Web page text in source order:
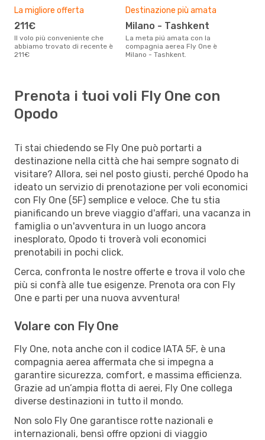
La migliore offerta
211€
Il volo più conveniente che
abbiamo trovato di recente è
211€
Destinazione più amata
Milano - Tashkent
La meta piú amata con la
compagnia aerea Fly One è
Milano - Tashkent.
Prenota i tuoi voli Fly One con
Opodo
Ti stai chiedendo se Fly One può portarti a
destinazione nella città che hai sempre sognato di
visitare? Allora, sei nel posto giusti, perché Opodo ha
ideato un servizio di prenotazione per voli economici
con Fly One (5F) semplice e veloce. Che tu stia
pianificando un breve viaggio d'affari, una vacanza in
famiglia o un'avventura in un luogo ancora
inesplorato, Opodo ti troverà voli economici
prenotabili in pochi click.
Cerca, confronta le nostre offerte e trova il volo che
più si confà alle tue esigenze. Prenota ora con Fly
One e parti per una nuova avventura!
Volare con Fly One
Fly One, nota anche con il codice IATA 5F, è una
compagnia aerea affermata che si impegna a
garantire sicurezza, comfort, e massima efficienza.
Grazie ad un’ampia flotta di aerei, Fly One collega
diverse destinazioni in tutto il mondo.
Non solo Fly One garantisce rotte nazionali e
internazionali, bensì offre opzioni di viaggio